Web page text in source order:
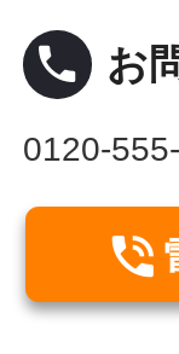
local_phone お
0120-
